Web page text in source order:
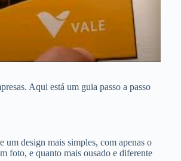
Aqui está um guia passo a passo
um design mais simples, com apenas o
foto, e quanto mais ousado e diferente